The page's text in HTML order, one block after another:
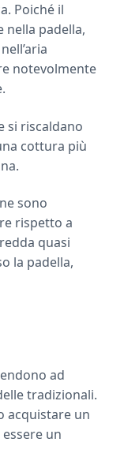
Poiché il
nella padella,
notevolmente
si riscaldano
cottura più
sono
rispetto a
quasi
la padella,
ad
tradizionali.
acquistare un
un